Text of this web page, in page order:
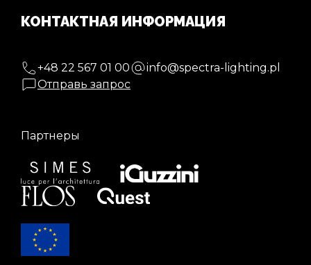
КОНТАКТНАЯ ИНФОРМАЦИЯ
+48 22 567 01 00
info@spectra-lighting.pl
Отправь запрос
Партнеры